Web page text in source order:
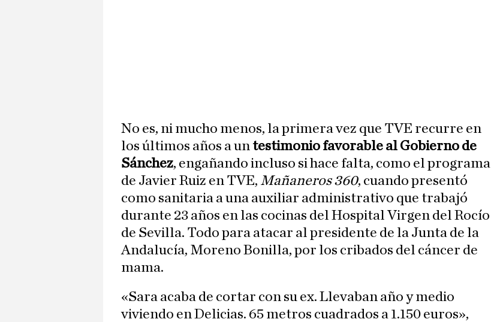
No es, ni mucho menos, la primera vez que TVE recurre en
los últimos años a un testimonio favorable al Gobierno de
Sánchez, engañando incluso si hace falta, como el programa
de Javier Ruiz en TVE, Mañaneros 360, cuando presentó
como sanitaria a una auxiliar administrativo que trabajó
durante 23 años en las cocinas del Hospital Virgen del Rocío
de Sevilla. Todo para atacar al presidente de la Junta de la
Andalucía, Moreno Bonilla, por los cribados del cáncer de
mama.
«Sara acaba de cortar con su ex. Llevaban año y medio
viviendo en Delicias. 65 metros cuadrados a 1.150 euros»,